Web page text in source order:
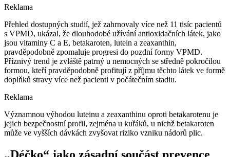
Reklama
Přehled dostupných studií, jež zahrnovaly více než 11 tisíc pacientů
s VPMD, ukázal, že dlouhodobé užívání antioxidačních látek, jako
jsou vitaminy C a E, betakaroten, lutein a zeaxanthin,
pravděpodobně zpomaluje progresi do pozdní formy VPMD.
Příznivý trend je zvláště patrný u nemocných se středně pokročilou
formou, kteří pravděpodobně profitují z příjmu těchto látek ve formě
doplňků stravy více než pacienti v počátečním stadiu.
Reklama
Významnou výhodou luteinu a zeaxanthinu oproti betakarotenu je
jejich bezpečnostní profil, zejména u kuřáků, u nichž betakaroten
může ve vyšších dávkách zvyšovat riziko vzniku nádorů plic.